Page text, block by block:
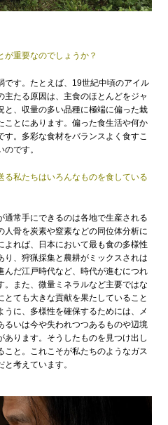
重要なのでしょうか？
です。たとえば、19世紀中頃のアイル
たる原因は、主食のほとんどをジャ
と、収量の多い品種に極端に偏った栽
ことにあります。偏った食生活や何か
。多彩な食材をバランスよく食すこ
です。
私たちはいろんなものを食している
常手にできるのは各地で生産される
人骨を炭素や窒素などの同位体分析に
よれば、日本において最も食の多様性
、狩猟採集と農耕がミックスされは
んだ江戸時代など、時代が進むにつれ
。また、微量ミネラルなど主要ではな
ても大きな貢献を果たしていること
に、多様性を確保するためには、メ
るいは今や失われつつあるものや辺境
ります。そうしたものを見つけ出し
と。これこそが私たちのようなガス
考えています。